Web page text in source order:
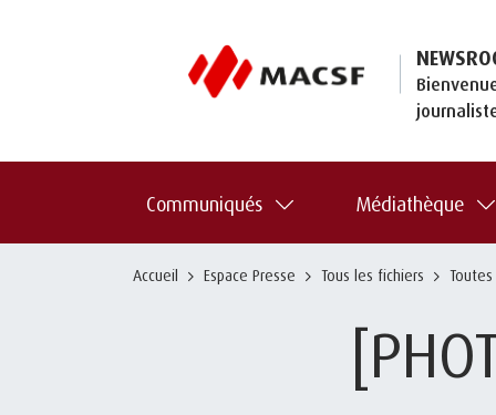
Communiqués Médiathèque
Accueil Espace Presse Tous les fichiers